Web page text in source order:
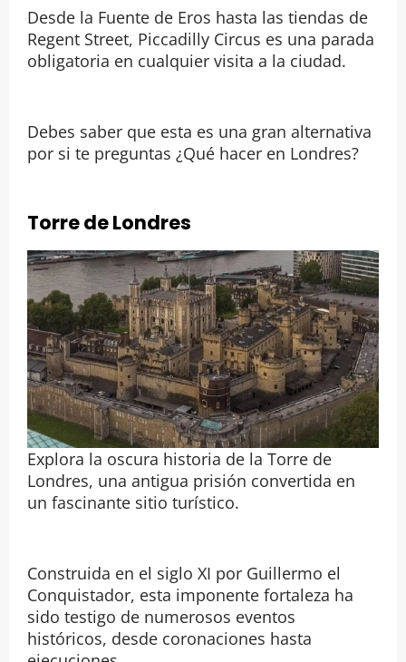
Desde la Fuente de Eros hasta las tiendas de
Regent Street, Piccadilly Circus es una parada
obligatoria en cualquier visita a la ciudad.
Debes saber que esta es una gran alternativa
por si te preguntas ¿Qué hacer en Londres?
Torre de Londres
Explora la oscura historia de la Torre de
Londres, una antigua prisión convertida en
un fascinante sitio turístico.
Construida en el siglo XI por Guillermo el
Conquistador, esta imponente fortaleza ha
sido testigo de numerosos eventos
históricos, desde coronaciones hasta